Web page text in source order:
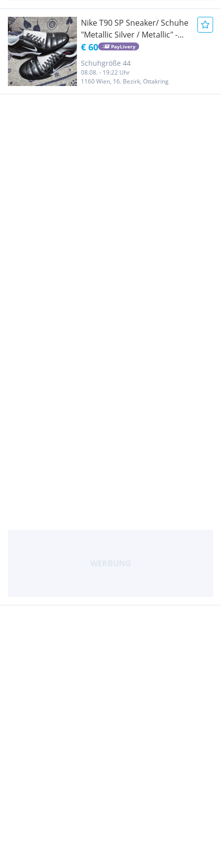
Nike T90 SP Sneaker/ Schuhe
"Metallic Silver / Metallic" -
NEU - Gr. 44
€ 60 PayLivery
Schuhgröße 44
08.08. - 19:22 Uhr
1160 Wien, 16. Bezirk, Ottakring